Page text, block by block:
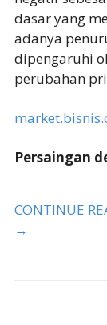
dasar yang
adanya
dipengaruhi
perubahan
Persaingan
CONTINUE
→